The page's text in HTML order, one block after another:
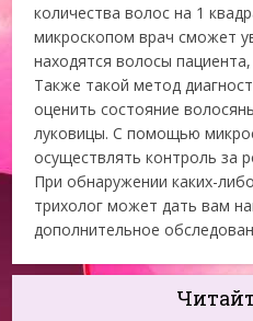
количества волос на 1
микроскопом врач сможет
находятся волосы
Также такой метод
оценить состояние
луковицы. С помощью
осуществлять контроль за
При обнаружении каких-
трихолог может дать вам
дополнительное